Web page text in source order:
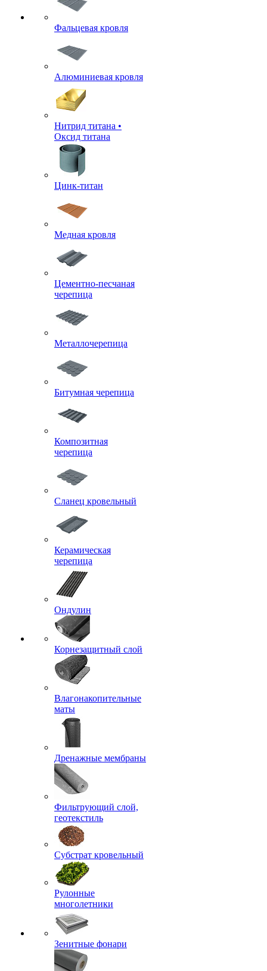
Фальцевая кровля
Алюминиевая кровля
Нитрид титана •
Оксид титана
Цинк-титан
Медная кровля
Цементно-песчаная
черепица
Металлочерепица
Битумная черепица
Композитная
черепица
Сланец кровельный
Керамическая
черепица
Ондулин
Корнезащитный слой
Влагонакопительные
маты
Дренажные мембраны
Фильтрующий слой,
геотекстиль
Субстрат кровельный
Рулонные
многолетники
Зенитные фонари